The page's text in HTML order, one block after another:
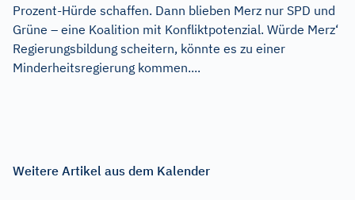
Prozent-Hürde schaffen. Dann blieben Merz nur SPD und
Grüne – eine Koalition mit Konfliktpotenzial. Würde Merz‘
Regierungsbildung scheitern, könnte es zu einer
Minderheitsregierung kommen....
Weitere Artikel aus dem Kalender